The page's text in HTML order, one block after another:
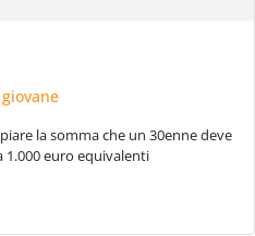
la somma che un 30enne deve
1.000 euro equivalenti